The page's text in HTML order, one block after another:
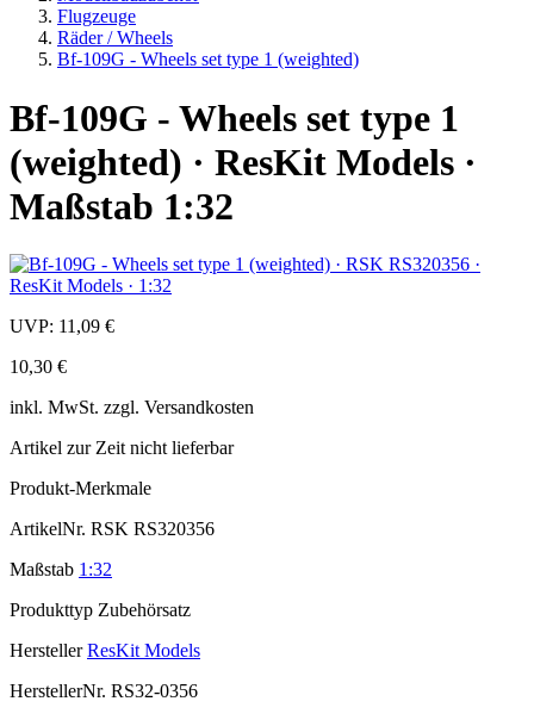
Flugzeuge
Räder / Wheels
Bf-109G - Wheels set type 1 (weighted)
Bf-109G - Wheels set type 1
(weighted) · ResKit Models ·
Maßstab 1:32
UVP: 11,09 €
10,30 €
inkl. MwSt. zzgl. Versandkosten
Artikel zur Zeit nicht lieferbar
Produkt-Merkmale
ArtikelNr. RSK RS320356
Maßstab 1:32
Produkttyp Zubehörsatz
Hersteller ResKit Models
HerstellerNr. RS32-0356